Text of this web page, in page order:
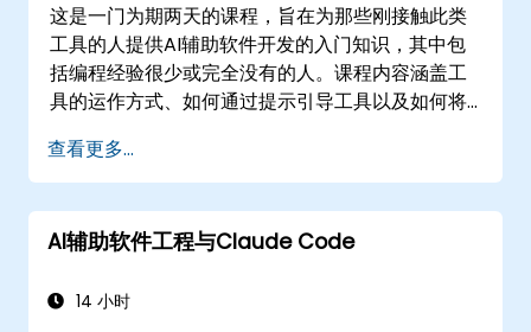
这是一门为期两天的课程，旨在为那些刚接触此类
工具的人提供AI辅助软件开发的入门知识，其中包
括编程经验很少或完全没有的人。课程内容涵盖工
具的运作方式、如何通过提示引导工具以及如何将
目、在现有代码库中工作以及审查结果。该材料不
依赖特定工具，适用于Cursor、Claude Code、
Copilot及其他类似工具。此课程是“智能AI开发：
高级工作流程”课程的前置内容。
查看更多...
AI辅助软件工程与Claude Code
14 小时